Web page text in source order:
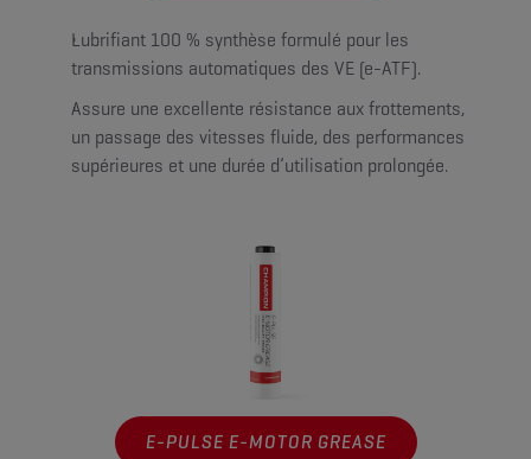
Lubrifiant 100 % synthèse formulé pour les
transmissions automatiques des VE (e-ATF).
Assure une excellente résistance aux frottements,
un passage des vitesses fluide, des performances
supérieures et une durée d’utilisation prolongée.
E-PULSE E-MOTOR GREASE